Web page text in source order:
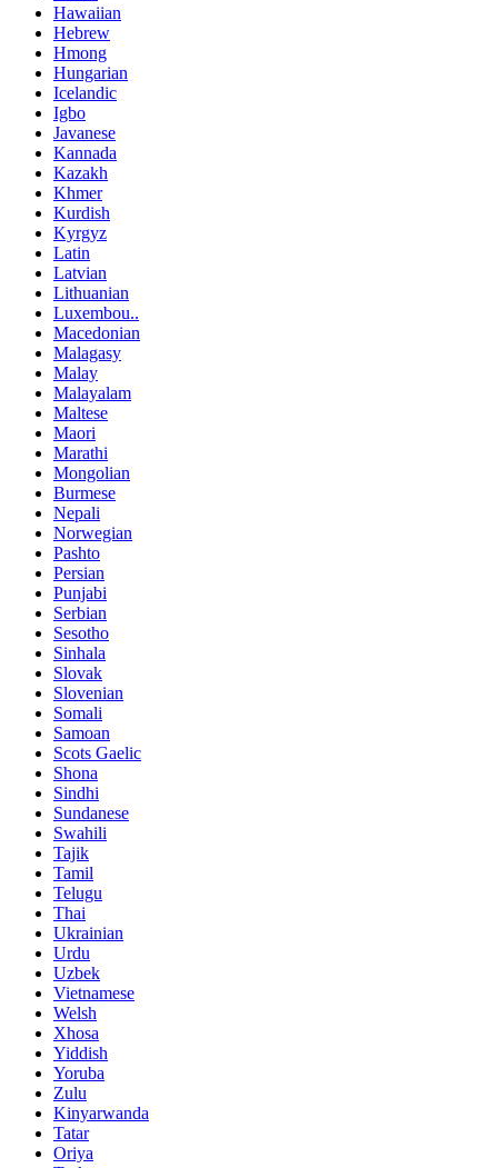
Hawaiian
Hebrew
Hmong
Hungarian
Icelandic
Igbo
Javanese
Kannada
Kazakh
Khmer
Kurdish
Kyrgyz
Latin
Latvian
Lithuanian
Luxembou..
Macedonian
Malagasy
Malay
Malayalam
Maltese
Maori
Marathi
Mongolian
Burmese
Nepali
Norwegian
Pashto
Persian
Punjabi
Serbian
Sesotho
Sinhala
Slovak
Slovenian
Somali
Samoan
Scots Gaelic
Shona
Sindhi
Sundanese
Swahili
Tajik
Tamil
Telugu
Thai
Ukrainian
Urdu
Uzbek
Vietnamese
Welsh
Xhosa
Yiddish
Yoruba
Zulu
Kinyarwanda
Tatar
Oriya